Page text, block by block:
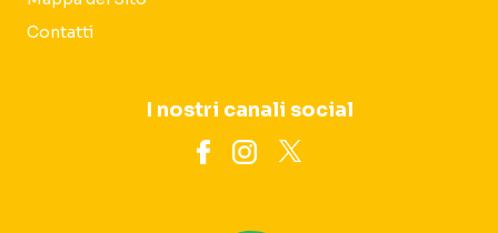
Contatti
I nostri canali social